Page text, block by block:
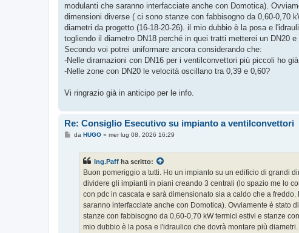
i
o
modulanti che saranno interfacciate anche con Domotica).
dimensioni diverse ( ci sono stanze con fabbisogno da 0,60-0,70
diametri da progetto (16-18-20-26). il mio dubbio è la posa e
togliendo il diametro DN18 perché in quei tratti metterei un DN20
Secondo voi potrei uniformare ancora considerando che:
-Nelle diramazioni con DN16 per i ventilconvettori più piccoli ho
-Nelle zone con DN20 le velocità oscillano tra 0,39 e 0,60?
Vi ringrazio già in anticipo per le info.
Re: Consiglio Esecutivo su impianto a ventilconvettori
Mda HUGO» mer lug 08, 2026 16:29
Ing.Paff ha scritto:
Buon pomeriggio a tutti. Ho un impianto su un edificio di grandi
dividere gli impianti in piani creando 3 centrali (lo spazio me lo
con pdc in cascata e sarà dimensionato sia a caldo che a
saranno interfacciate anche con Domotica). Ovviamente è stato
stanze con fabbisogno da 0,60-0,70 kW termici estivi e stanze
mio dubbio è la posa e l'idraulico che dovrà montare più